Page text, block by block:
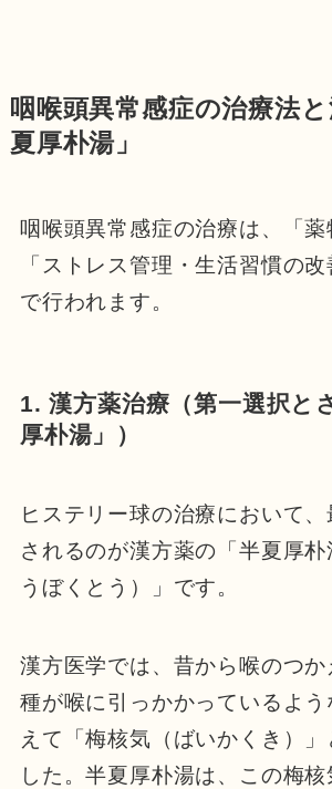
咽喉頭異常感症の治療法
夏厚朴湯」
咽喉頭異常感症の治療は、「薬
「ストレス管理・生活習慣の
で行われます。
1. 漢方薬治療（第一選択と
厚朴湯」）
ヒステリー球の治療において
されるのが漢方薬の「半夏厚朴
うぼくとう）」です。
漢方医学では、昔から喉のつ
種が喉に引っかかっているよう
えて「梅核気（ばいかくき）」
した。半夏厚朴湯は、この梅